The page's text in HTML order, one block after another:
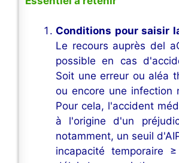
Conditions pour saisir
Le recours auprès del
possible en cas
Soit une erreur ou aléa
ou encore une infection
Pour cela, l'accident
à l'origine d'un
notamment, un seuil
incapacité temporaire